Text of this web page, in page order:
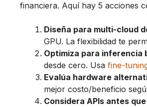
financiera. Aquí hay 5 acciones
Diseña para multi-cloud
GPU. La flexibilidad te
Optimiza para inferencia
desde cero. Usa fine-
Evalúa hardware
mejor costo/beneficio
Considera APIs antes